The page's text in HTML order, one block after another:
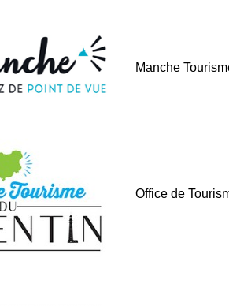
Manche
Office de